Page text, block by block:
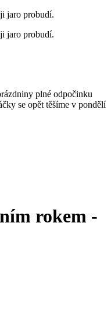
jaro probudí.
jaro probudí.
plné odpočinku
se opět těšíme v pondělí
rokem -